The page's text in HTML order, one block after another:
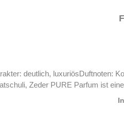
Zeder PURE Parfum ist